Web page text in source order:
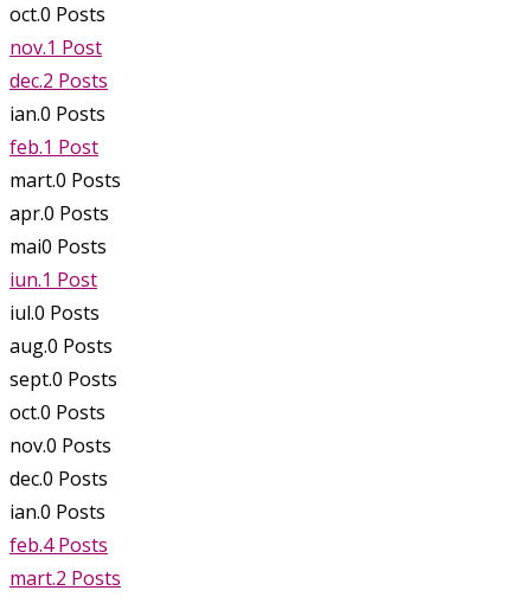
oct.0 Posts
nov.1 Post
dec.2 Posts
ian.0 Posts
feb.1 Post
mart.0 Posts
apr.0 Posts
mai0 Posts
iun.1 Post
iul.0 Posts
aug.0 Posts
sept.0 Posts
oct.0 Posts
nov.0 Posts
dec.0 Posts
ian.0 Posts
feb.4 Posts
mart.2 Posts